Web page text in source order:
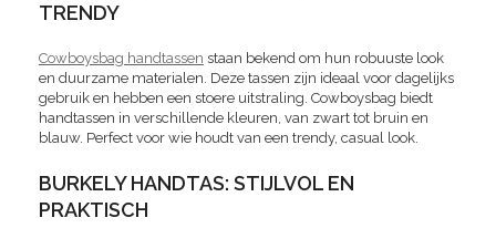
TRENDY
Cowboysbag handtassen staan bekend om hun robuuste look
en duurzame materialen. Deze tassen zijn ideaal voor dagelijks
gebruik en hebben een stoere uitstraling. Cowboysbag biedt
handtassen in verschillende kleuren, van zwart tot bruin en
blauw. Perfect voor wie houdt van een trendy, casual look.
BURKELY HANDTAS: STIJLVOL EN
PRAKTISCH